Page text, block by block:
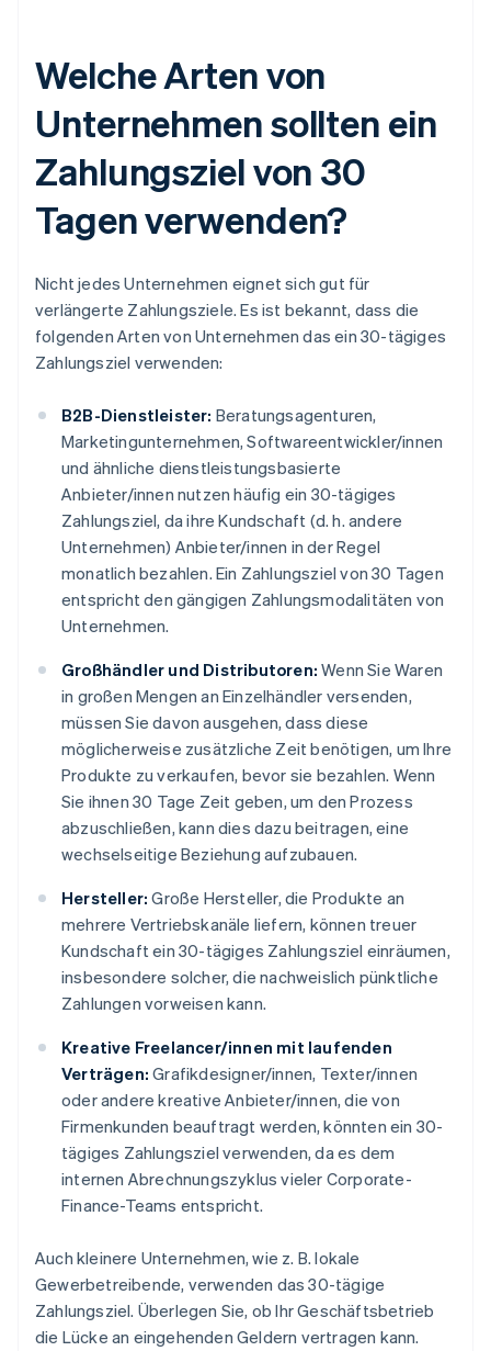
Welche Arten von
Unternehmen sollten ein
Zahlungsziel von 30
Tagen verwenden?
Nicht jedes Unternehmen eignet sich gut für
verlängerte Zahlungsziele. Es ist bekannt, dass die
folgenden Arten von Unternehmen das ein 30-tägiges
Zahlungsziel verwenden:
B2B-Dienstleister: Beratungsagenturen,
Marketingunternehmen, Softwareentwickler/innen
und ähnliche dienstleistungsbasierte
Anbieter/innen nutzen häufig ein 30-tägiges
Zahlungsziel, da ihre Kundschaft (d. h. andere
Unternehmen) Anbieter/innen in der Regel
monatlich bezahlen. Ein Zahlungsziel von 30 Tagen
entspricht den gängigen Zahlungsmodalitäten von
Unternehmen.
Großhändler und Distributoren: Wenn Sie Waren
in großen Mengen an Einzelhändler versenden,
müssen Sie davon ausgehen, dass diese
möglicherweise zusätzliche Zeit benötigen, um Ihre
Produkte zu verkaufen, bevor sie bezahlen. Wenn
Sie ihnen 30 Tage Zeit geben, um den Prozess
abzuschließen, kann dies dazu beitragen, eine
wechselseitige Beziehung aufzubauen.
Hersteller: Große Hersteller, die Produkte an
mehrere Vertriebskanäle liefern, können treuer
Kundschaft ein 30-tägiges Zahlungsziel einräumen,
insbesondere solcher, die nachweislich pünktliche
Zahlungen vorweisen kann.
Kreative Freelancer/innen mit laufenden
Verträgen: Grafikdesigner/innen, Texter/innen
oder andere kreative Anbieter/innen, die von
Firmenkunden beauftragt werden, könnten ein 30-
tägiges Zahlungsziel verwenden, da es dem
internen Abrechnungszyklus vieler Corporate-
Finance-Teams entspricht.
Auch kleinere Unternehmen, wie z. B. lokale
Gewerbetreibende, verwenden das 30-tägige
Zahlungsziel. Überlegen Sie, ob Ihr Geschäftsbetrieb
die Lücke an eingehenden Geldern vertragen kann.